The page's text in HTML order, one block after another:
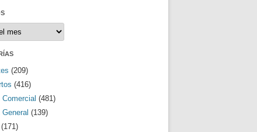
(209)
(416)
(481)
(139)